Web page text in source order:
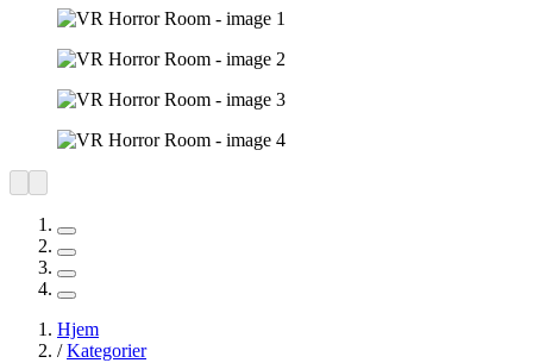
Hjem
/Kategorier